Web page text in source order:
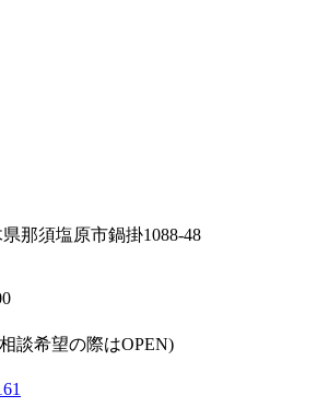
県那須塩原市鍋掛1088-48
談希望の際はOPEN)